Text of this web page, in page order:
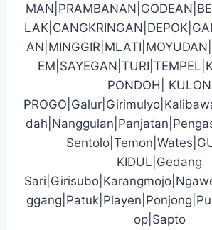
PONDOH| KULON
KIDUL|Gedang
op|Sapto